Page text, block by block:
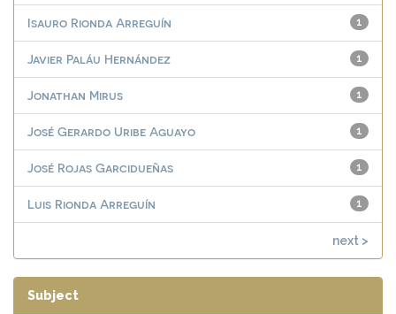
1
Isauro Rionda Arreguín
1
Javier Paláu Hernández
1
Jonathan Mirus
1
José Gerardo Uribe Aguayo
1
José Rojas Garcidueñas
1
Luis Rionda Arreguín
next >
Subject